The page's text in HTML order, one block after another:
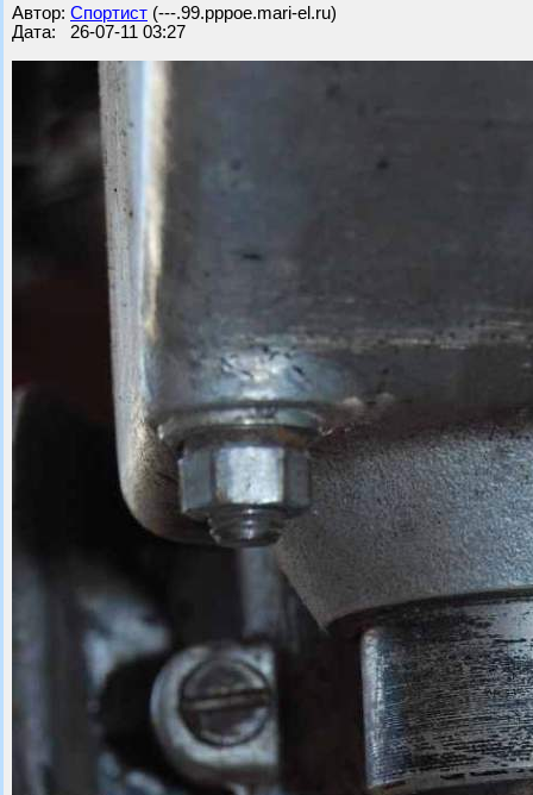
Автор: Спортист (---.99.pppoe.mari-el.ru)
Дата: 26-07-11 03:27